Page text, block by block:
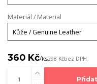
Materiál / Material
360 Kč/ks298 Kčbez DPH